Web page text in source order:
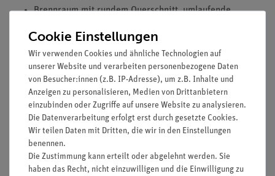
Brennraum mit rundem Querschnitt, umlaufende
Ausstattung und technische Daten
Gesamtlänge: 280 mm.
Länge des Verbrennungsraumes: 90 mm.
Außendurchmesser des Verbrennungsraumes: 36 mm.
Länge des Ansatzrohres: 70 mm.
Außendurchmesser des Ansatzrohres: 8 mm.
Durchschnittliche Wärmekapazität des Kalorimeters:
410 J/K.
Cookie Einstellungen
Wir verwenden Cookies und ähnliche Technologien auf
unserer Website und verarbeiten personenbezogene Daten
von Besucher:innen (z.B. IP-Adresse), um z.B. Inhalte und
Anzeigen zu personalisieren, Medien von Drittanbietern
einzubinden oder Zugriffe auf unsere Website zu analysieren.
Die Datenverarbeitung erfolgt erst durch gesetzte Cookies.
Wir teilen Daten mit Dritten, die wir in den Einstellungen
benennen.
Die Zustimmung kann erteilt oder abgelehnt werden. Sie
haben das Recht, nicht einzuwilligen und die Einwilligung zu